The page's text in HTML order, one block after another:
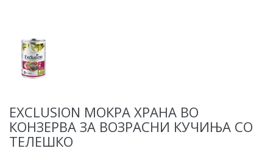
EXCLUSION МОКРА ХРАНА ВО
КОНЗЕРВА ЗА ВОЗРАСНИ КУЧИЊА СО
ТЕЛЕШКО